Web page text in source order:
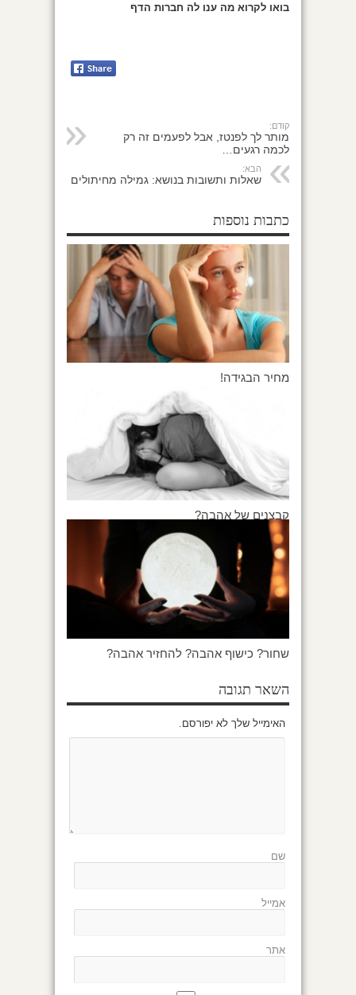
בואו לקרוא מה ענו לה חברות הדף
קודם:
מותר לך לפנטז, אבל לפעמים זה רק
לכמה רגעים…
הבא:
שאלות ותשובות בנושא: גמילה מחיתולים
כתבות נוספות
מחיר הבגידה!
קבצנים של אהבה?
שחור? כישוף אהבה? להחזיר אהבה?
השאר תגובה
האימייל שלך לא יפורסם.
שם
אמייל
אתר